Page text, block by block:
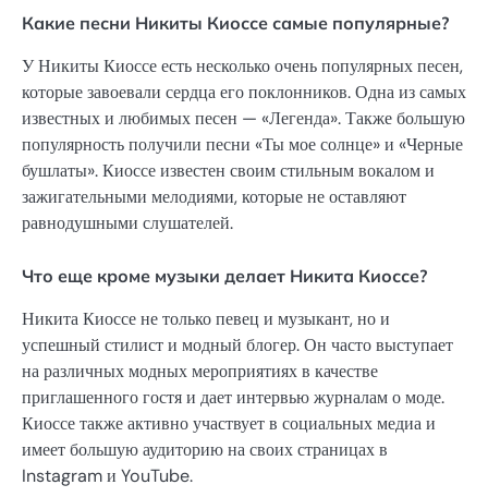
Какие песни Никиты Киоссе самые популярные?
У Никиты Киоссе есть несколько очень популярных песен,
которые завоевали сердца его поклонников. Одна из самых
известных и любимых песен — «Легенда». Также большую
популярность получили песни «Ты мое солнце» и «Черные
бушлаты». Киоссе известен своим стильным вокалом и
зажигательными мелодиями, которые не оставляют
равнодушными слушателей.
Что еще кроме музыки делает Никита Киоссе?
Никита Киоссе не только певец и музыкант, но и
успешный стилист и модный блогер. Он часто выступает
на различных модных мероприятиях в качестве
приглашенного гостя и дает интервью журналам о моде.
Киоссе также активно участвует в социальных медиа и
имеет большую аудиторию на своих страницах в
Instagram и YouTube.